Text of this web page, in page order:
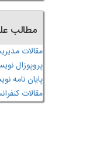
مطالب
مقالات
پروپوزال
پایان نامه
مقالات